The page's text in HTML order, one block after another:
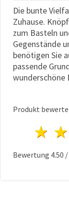
Die bunte
Zuhause.
zum Basteln
Gegenstände
benötigen Sie
passende
wunderschöne
Produkt
1
Bewertung 4.50 /